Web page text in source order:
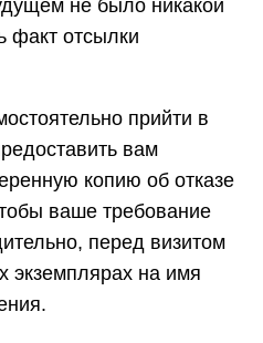
не было никакой
факт отсылки
прийти в
вам
копию об отказе
ваше требование
перед визитом
экземплярах на имя